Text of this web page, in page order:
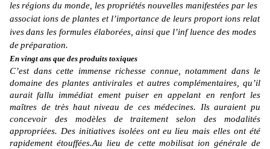
lesrégions du monde, les propriétés nouvelles manifestées par les
associat ions de plantes et l’importance de leurs proport ions relat
ivesdans les formules élaborées, ainsi que l’inf luence des modes
depréparation.
En vingt ans que des produits toxiques
C’est dans cette immense richesse connue, notamment dans le
domaine des plantes antivirales et autres complémentaires, qu’il
aurait fallu immédiat ement puiser en appelant en renfort les
maîtres de très haut niveau de ces médecines. Ils auraient pu
concevoir des modèles de
traitement selon des modalités
appropriées. Des initiatives isolées ont eu lieu mais elles ont été
rapidement étouffées.Au lieu de cette mobilisat ion générale de